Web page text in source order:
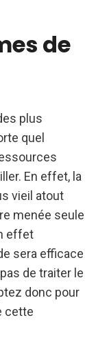
de
plus
quel
En effet, la
vieil atout
menée seule
effet
sera efficace
de traiter le
donc pour
cette